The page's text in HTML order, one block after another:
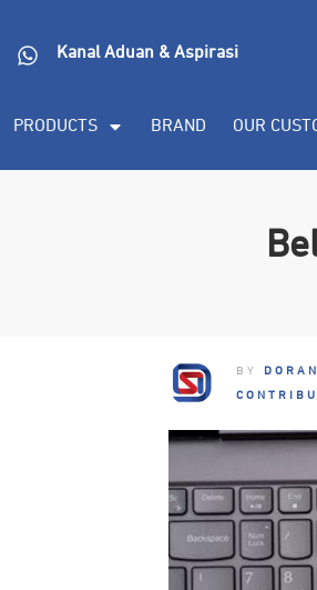
Kanal Aduan & Aspirasi
PRODUCTS BRAND OUR
BY DORAN